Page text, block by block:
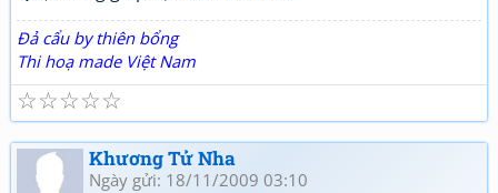
Đả cẩu by thiên bổng
Thi hoạ made Việt Nam
☆
☆
☆
☆
☆
Khương Tử Nha
Ngày gửi: 18/11/2009 03:10